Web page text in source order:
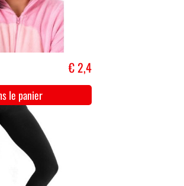
€ 2,4
le panier